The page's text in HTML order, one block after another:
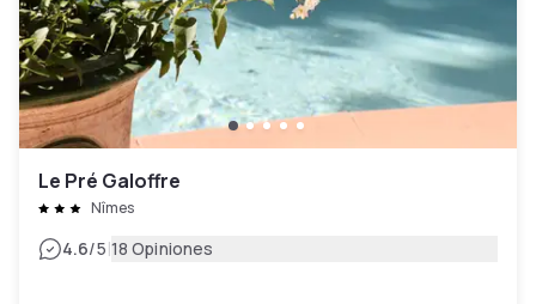
Le Pré Galoffre
Nîmes
4.6/5|18 Opiniones